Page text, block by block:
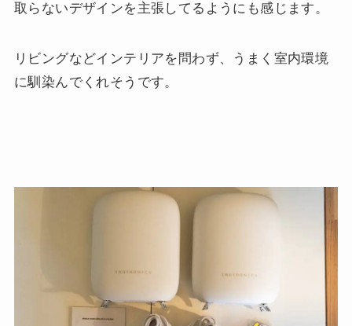
取らないデザインを主張してるようにも感じます。
リビングなどインテリアを問わず、うまく室内環境
に馴染んでくれそうです。